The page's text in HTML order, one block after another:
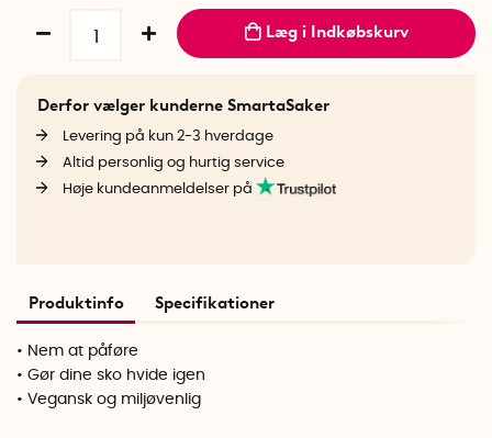
Læg i Indkøbskurv
Derfor vælger kunderne SmartaSaker
Levering på kun 2-3 hverdage
Altid personlig og hurtig service
Høje kundeanmeldelser på
Produktinfo Specifikationer
• Nem at påføre
• Gør dine sko hvide igen
• Vegansk og miljøvenlig